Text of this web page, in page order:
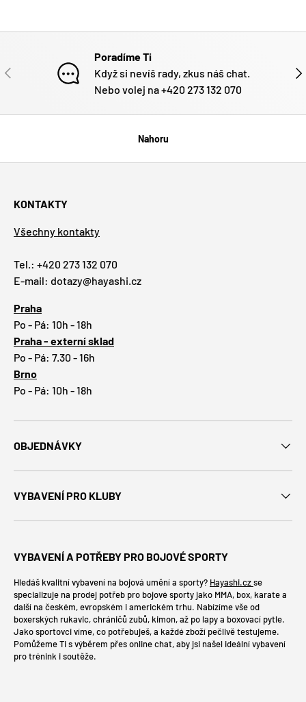
PŘEDCHOZÍ
Poradíme Ti
Když si nevíš rady, zkus náš chat.
Nebo volej na +420 273 132 070
Nahoru
KONTAKTY
Všechny kontakty
Tel.: +420 273 132 070
E-mail: dotazy@hayashi.cz
Praha
Po - Pá: 10h - 18h
Praha - externí sklad
Po - Pá: 7.30 - 16h
Brno
Po - Pá: 10h - 18h
OBJEDNÁVKY
VYBAVENÍ PRO KLUBY
VYBAVENÍ A POTŘEBY PRO BOJOVÉ SPORTY
Hledáš kvalitní vybavení na bojová umění a sporty? Hayashi.czse
specializuje na prodej potřeb pro bojové sporty jako MMA, box, karate a
další na českém, evropském i americkém trhu. Nabízíme vše od
boxerských rukavic, chráničů zubů, kimon, až po lapy a boxovací pytle.
Jako sportovci víme, co potřebuješ, a každé zboží pečlivě testujeme.
Pomůžeme Ti s výběrem přes online chat, aby jsi našel ideální vybavení
pro trénink i soutěže.